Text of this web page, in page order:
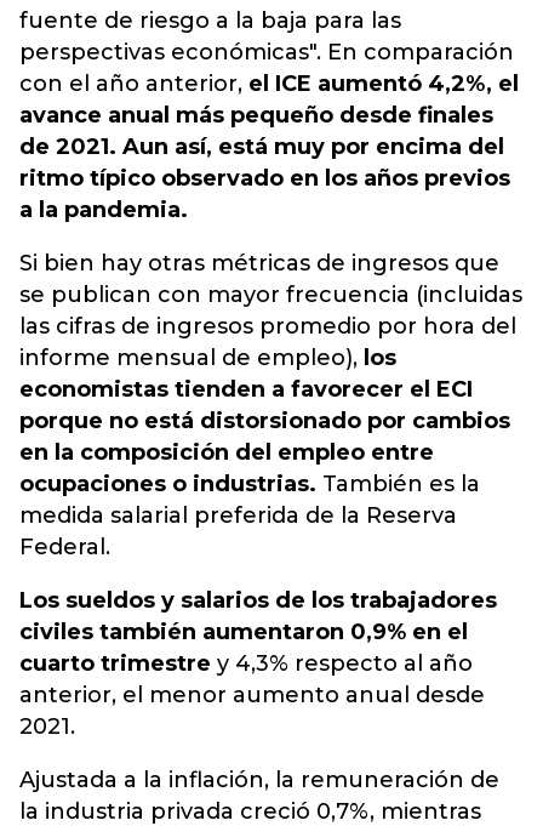
fuente de riesgo a la baja para las
perspectivas económicas". En comparación
con el año anterior, el ICE aumentó 4,2%, el
avance anual más pequeño desde finales
de 2021. Aun así, está muy por encima del
ritmo típico observado en los años previos
a la pandemia.
Si bien hay otras métricas de ingresos que
se publican con mayor frecuencia (incluidas
las cifras de ingresos promedio por hora del
informe mensual de empleo), los
economistas tienden a favorecer el ECI
porque no está distorsionado por cambios
en la composición del empleo entre
ocupaciones o industrias. También es la
medida salarial preferida de la Reserva
Federal.
Los sueldos y salarios de los trabajadores
civiles también aumentaron 0,9% en el
cuarto trimestre y 4,3% respecto al año
anterior, el menor aumento anual desde
2021.
Ajustada a la inflación, la remuneración de
la industria privada creció 0,7%, mientras